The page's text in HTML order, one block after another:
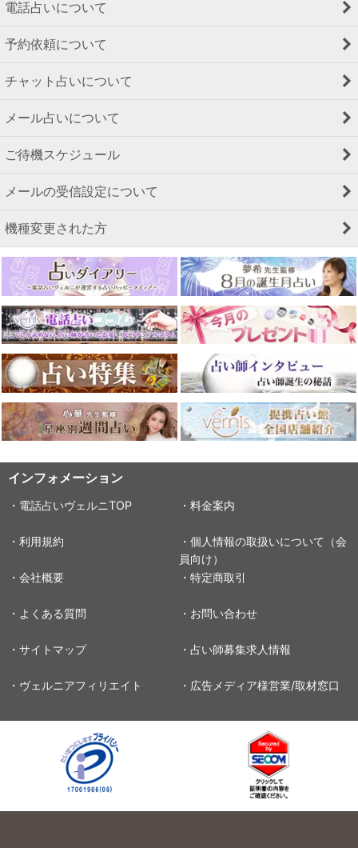
電話占いについて
予約依頼について
チャット占いについて
メール占いについて
ご待機スケジュール
メールの受信設定について
機種変更された方
インフォメーション
・電話占いヴェルニTOP ・料金案内
・利用規約
・個人情報の取扱いについて（会
員向け）
・会社概要
・特定商取引
・よくある質問 ・お問い合わせ
・サイトマップ ・占い師募集求人情報
・ヴェルニアフィリエイト ・広告メディア様営業/取材窓口